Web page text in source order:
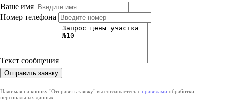
Ваше имя
Номер телефона
Текст сообщения
Нажимая на кнопку "Отправить заявку" вы соглашаетесь с правилами обработки
персональных данных.